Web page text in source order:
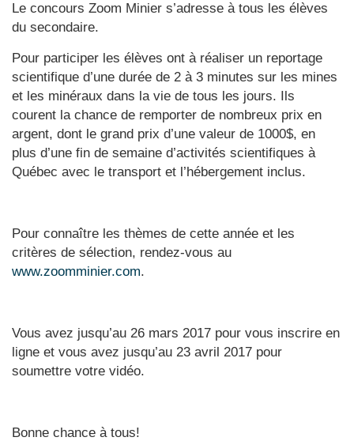
Le concours Zoom Minier s’adresse à tous les élèves
du secondaire.
Pour participer les élèves ont à réaliser un reportage
scientifique d’une durée de 2 à 3 minutes sur les mines
et les minéraux dans la vie de tous les jours. Ils
courent la chance de remporter de nombreux prix en
argent, dont le grand prix d’une valeur de 1000$, en
plus d’une fin de semaine d’activités scientifiques à
Québec avec le transport et l’hébergement inclus.
Pour connaître les thèmes de cette année et les
critères de sélection, rendez-vous au
www.zoomminier.com.
Vous avez jusqu’au 26 mars 2017 pour vous inscrire en
ligne et vous avez jusqu’au 23 avril 2017 pour
soumettre votre vidéo.
Bonne chance à tous!